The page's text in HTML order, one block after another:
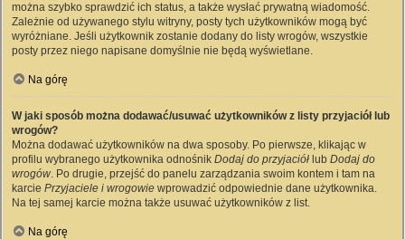
można szybko sprawdzić ich status, a także wysłać prywatną wiadomość.
Zależnie od używanego stylu witryny, posty tych użytkowników mogą być
wyróżniane. Jeśli użytkownik zostanie dodany do listy wrogów, wszystkie
posty przez niego napisane domyślnie nie będą wyświetlane.
Na górę
W jaki sposób można dodawać/usuwać użytkowników z listy przyjaciół lub
wrogów?
Można dodawać użytkowników na dwa sposoby. Po pierwsze, klikając w
profilu wybranego użytkownika odnośnik Dodaj do przyjaciół lub Dodaj do
wrogów. Po drugie, przejść do panelu zarządzania swoim kontem i tam na
karcie Przyjaciele i wrogowie wprowadzić odpowiednie dane użytkownika.
Na tej samej karcie można także usuwać użytkowników z list.
Na górę